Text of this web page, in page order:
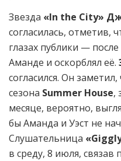
Звезда «In the City»
согласилась, отметив,
глазах публики —
Аманде и оскорблял её.
согласился. Он
сезона Summer House,
месяце, вероятно,
бы Аманда и Уэст не
Слушательница
в среду, 8 июля, связав